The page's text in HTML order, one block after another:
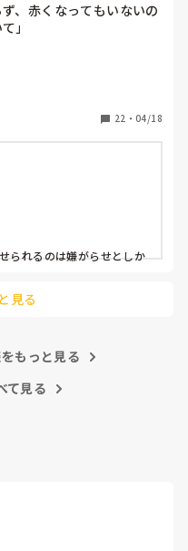
、赤くなってもいないの
」
込むようにと。
ること多数
です
22 ・ 04/18
られるのは嫌がらせとしか
見る
もっと見る
て見る